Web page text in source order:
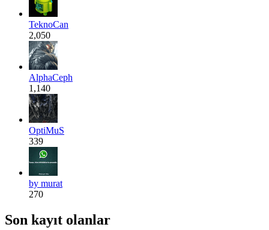
TeknoCan
2,050
AlphaCeph
1,140
OptiMuS
339
by murat
270
Son kayıt olanlar